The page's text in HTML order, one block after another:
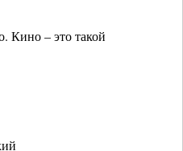
Кино – это такой